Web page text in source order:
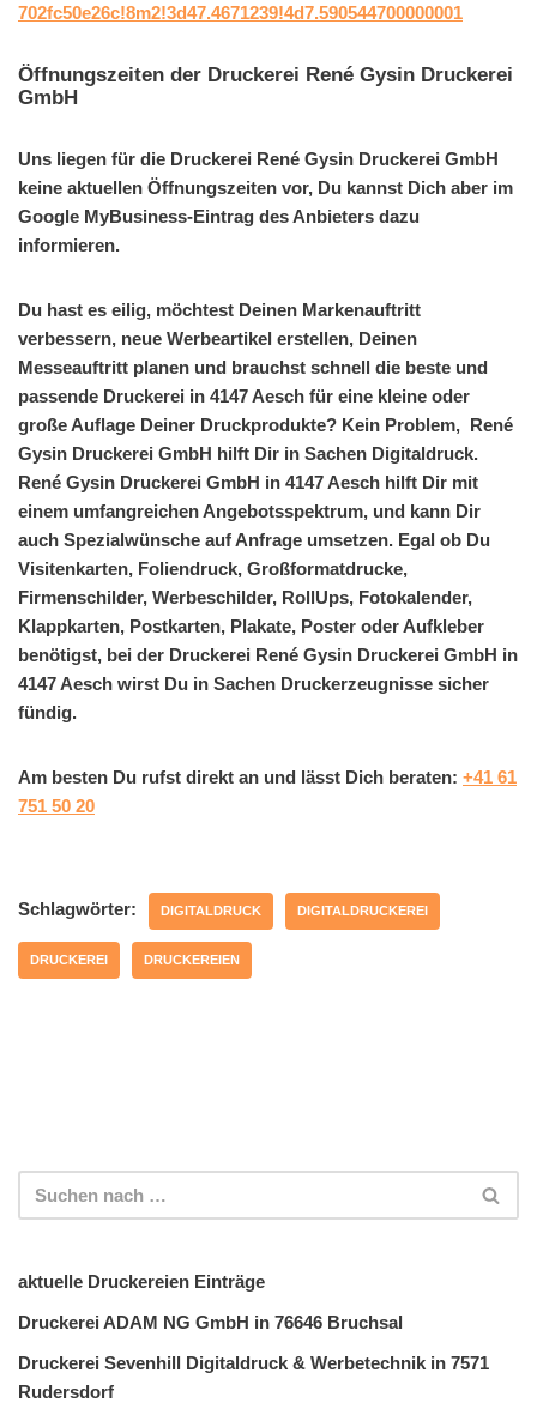
702fc50e26c!8m2!3d47.4671239!4d7.590544700000001
Öffnungszeiten der Druckerei René Gysin Druckerei
GmbH
Uns liegen für die Druckerei René Gysin Druckerei GmbH
keine aktuellen Öffnungszeiten vor, Du kannst Dich aber im
Google MyBusiness-Eintrag des Anbieters dazu
informieren.
Du hast es eilig, möchtest Deinen Markenauftritt
verbessern, neue Werbeartikel erstellen, Deinen
Messeauftritt planen und brauchst schnell die beste und
passende Druckerei in 4147 Aesch für eine kleine oder
große Auflage Deiner Druckprodukte? Kein Problem, René
Gysin Druckerei GmbH hilft Dir in Sachen Digitaldruck.
René Gysin Druckerei GmbH in 4147 Aesch hilft Dir mit
einem umfangreichen Angebotsspektrum, und kann Dir
auch Spezialwünsche auf Anfrage umsetzen. Egal ob Du
Visitenkarten, Foliendruck, Großformatdrucke,
Firmenschilder, Werbeschilder, RollUps, Fotokalender,
Klappkarten, Postkarten, Plakate, Poster oder Aufkleber
benötigst, bei der Druckerei René Gysin Druckerei GmbH in
4147 Aesch wirst Du in Sachen Druckerzeugnisse sicher
fündig.
Am besten Du rufst direkt an und lässt Dich beraten: +41 61
751 50 20
Schlagwörter: DIGITALDRUCK DIGITALDRUCKEREI
DRUCKEREI DRUCKEREIEN
aktuelle Druckereien Einträge
Druckerei ADAM NG GmbH in 76646 Bruchsal
Druckerei Sevenhill Digitaldruck & Werbetechnik in 7571
Rudersdorf